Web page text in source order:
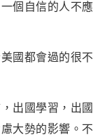
個 自信的人不應
國都會過的很不
出國學習，出國
大勢的影響。不